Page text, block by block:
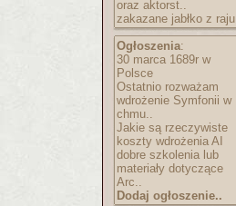
oraz aktorst..
zakazane jabłko z raju
Ogłoszenia:
30 marca 1689r w
Polsce
Ostatnio rozważam
wdrożenie Symfonii w
chmu..
Jakie są rzeczywiste
koszty wdrożenia AI
dobre szkolenia lub
materiały dotyczące
Arc..
Dodaj ogłoszenie..